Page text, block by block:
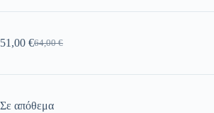
64,00€
51,00 €
Σε απόθεμα